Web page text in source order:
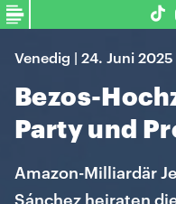
Venedig | 24. Juni 2025
Bezos-
Party und
Amazon-Milliardär
Sánchez heiraten